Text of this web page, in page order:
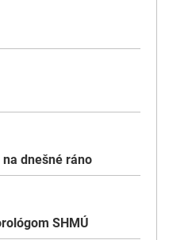
dnešné ráno
SHMÚ